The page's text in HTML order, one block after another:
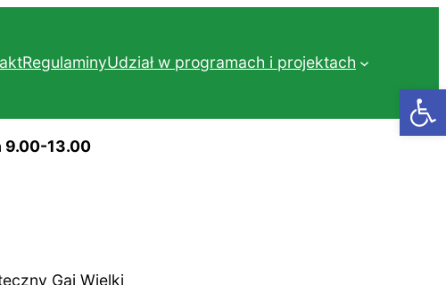
RegulaminyUdział w programach i projektach
9.00-13.00
Gaj Wielki